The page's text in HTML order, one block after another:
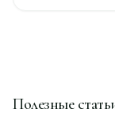
Полезные